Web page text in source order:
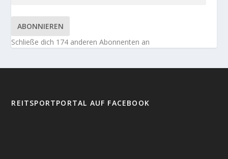
ABONNIEREN
Schließe dich 174 anderen Abonnenten an
REITSPORTPORTAL AUF FACEBOOK